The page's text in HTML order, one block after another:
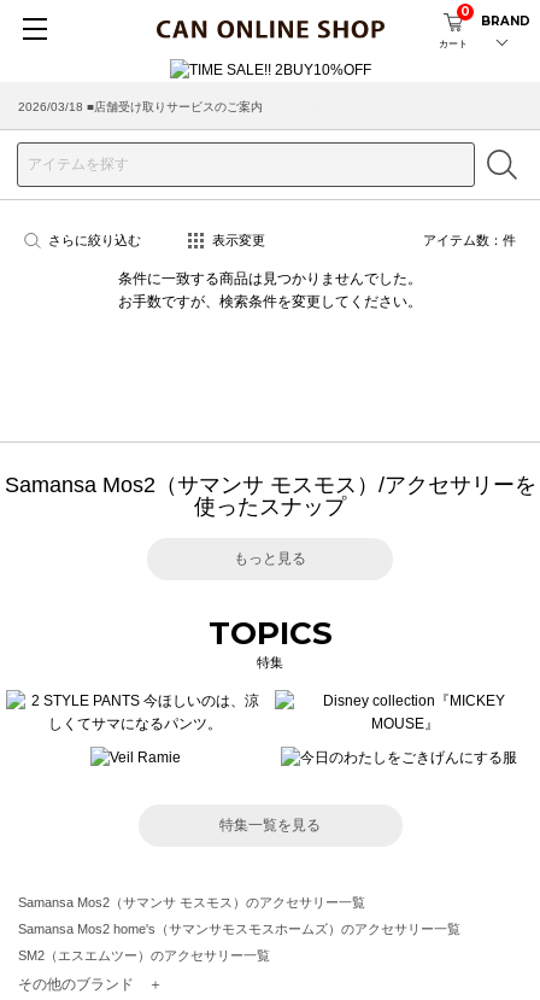
カート
0
BRAND
2026/03/18 ■店舗受け取りサービスのご案内
さらに絞り込む 表示変更 アイテム数： 件
条件に一致する商品は見つかりませんでした。
お手数ですが、検索条件を変更してください。
Samansa Mos2（サマンサ モスモス）/アクセサリーを
使ったスナップ
もっと見る
TOPICS
特集
特集一覧を見る
Samansa Mos2（サマンサ モスモス）のアクセサリー一覧
Samansa Mos2 home's（サマンサモスモスホームズ）のアクセサリー一覧
SM2（エスエムツー）のアクセサリー一覧
TSUHARU by Samansa Mos2（ツハルバイサマンサモスモス）のアクセサリー一覧
その他のブランド ＋